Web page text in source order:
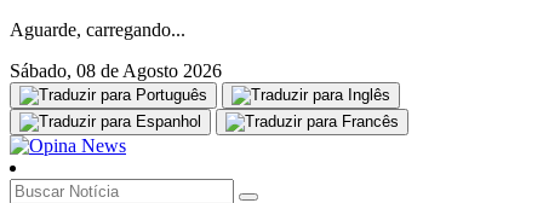
Aguarde, carregando...
Sábado, 08 de Agosto 2026